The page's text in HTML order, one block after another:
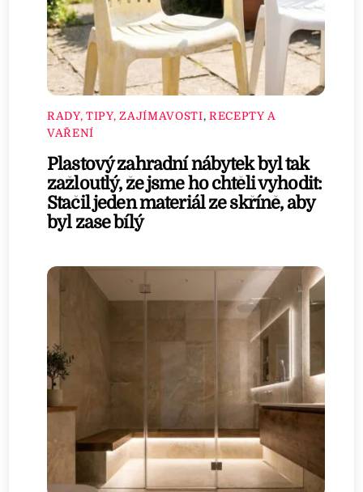
RADY, TIPY, ZAJÍMAVOSTI, RECEPTY A
VAŘENÍ
Plastový zahradní nábytek byl tak
zažloutlý, že jsme ho chtěli vyhodit:
Stačil jeden materiál ze skříně, aby
byl zase bílý